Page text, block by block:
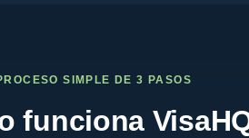
SIMPLE DE 3 PASOS
funciona